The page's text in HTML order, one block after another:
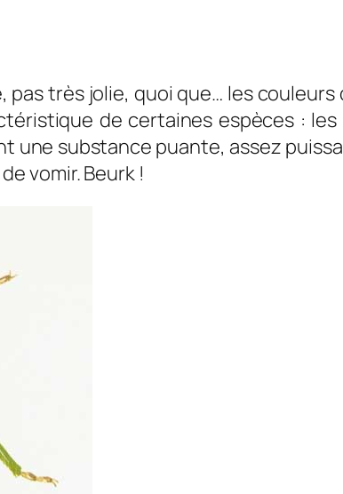
pas très jolie, quoi que… les
de certaines espèces :
une substance puante, assez
vomir. Beurk !